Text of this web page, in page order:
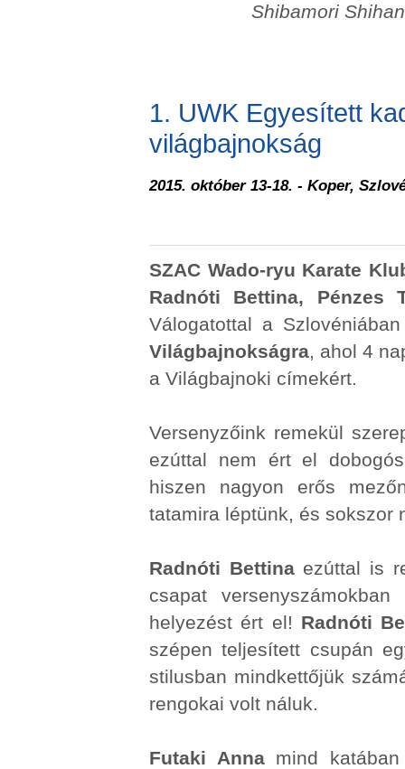
Shibamori
1. UWK Egyesített
világbajnokság
2015. október 13-18. - Koper,
SZAC Wado-ryu Karate
Radnóti Bettina, Pénzes
Válogatottal a
Világbajnokságra, ahol 4
a Világbajnoki címekért.
Versenyzőink remekül
ezúttal nem ért el
hiszen nagyon erős
tatamira léptünk, és sokszor
Radnóti Bettinaezúttal is
csapat
helyezést ért el! Radnóti
szépen teljesített csupán
stilusban mindkettőjük
rengokai volt náluk.
Futaki Annamind katában